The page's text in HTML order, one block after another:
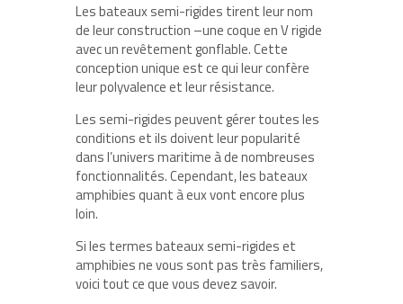
Les bateaux semi-rigides tirent leur nom
de leur construction –une coque en V rigide
avec un revêtement gonflable. Cette
conception unique est ce qui leur confère
leur polyvalence et leur résistance.
Les semi-rigides peuvent gérer toutes les
conditions et ils doivent leur popularité
dans l’univers maritime à de nombreuses
fonctionnalités. Cependant, les bateaux
amphibies quant à eux vont encore plus
loin.
Si les termes bateaux semi-rigides et
amphibies ne vous sont pas très familiers,
voici tout ce que vous devez savoir.